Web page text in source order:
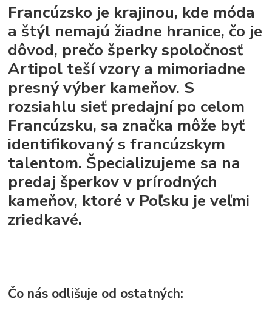
Francúzsko je krajinou, kde móda
a štýl nemajú žiadne hranice, čo je
dôvod, prečo šperky spoločnosť
Artipol teší vzory a mimoriadne
presný výber kameňov. S
rozsiahlu sieť predajní po celom
Francúzsku, sa značka môže byť
identifikovaný s francúzskym
talentom. Špecializujeme sa na
predaj šperkov v prírodných
kameňov, ktoré v Poľsku je veľmi
zriedkavé.
Čo nás odlišuje od ostatných: